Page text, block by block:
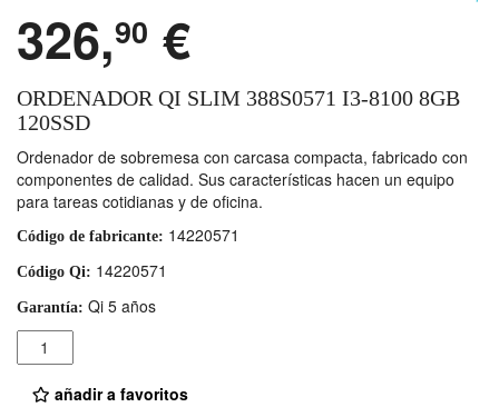
326,90 €
ORDENADOR QI SLIM 388S0571 I3-8100 8GB
120SSD
Ordenador de sobremesa con carcasa compacta, fabricado con
componentes de calidad. Sus características hacen un equipo
para tareas cotidianas y de oficina.
Código de fabricante: 14220571
Código Qi: 14220571
Garantía: Qi 5 años
Cantidad
añadir a favoritos